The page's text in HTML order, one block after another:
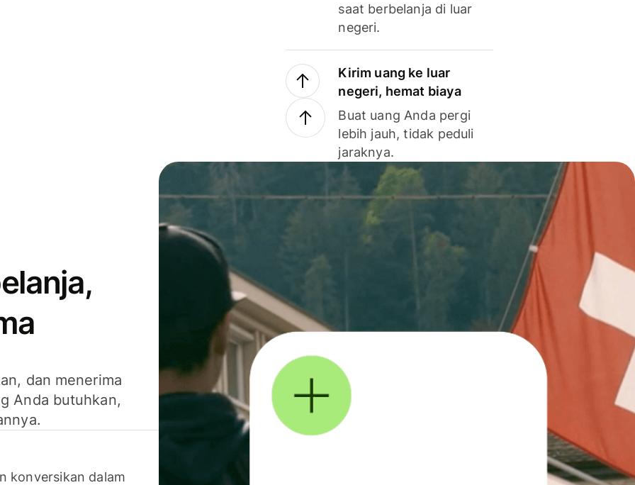
saat berbelanja di luar
negeri.
Kirim uang ke luar
negeri, hemat biaya
Buat uang Anda pergi
lebih jauh, tidak peduli
jaraknya.
dan menerima
Anda butuhkan,
konversikan dalam